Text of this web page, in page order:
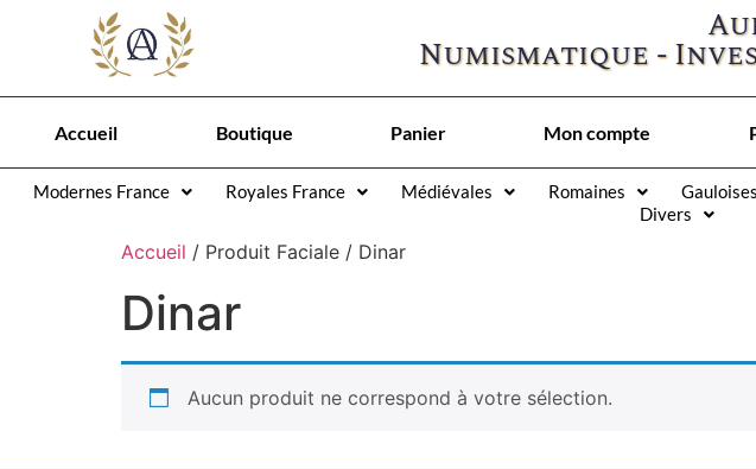
Numismatique -
Accueil Boutique Panier Mon compte
Modernes France Royales France Médiévales Romaines Gauloises
Divers
Accueil / Produit Faciale / Dinar
Dinar
Aucun produit ne correspond à votre sélection.